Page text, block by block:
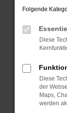
Manche
können
Fenster?
Starte
Das
Folgende
Diese
Diese
der
Maps,
werden